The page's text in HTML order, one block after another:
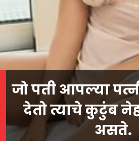
जो पती आपल्या
देतो त्याचे कुटुंब
असते.